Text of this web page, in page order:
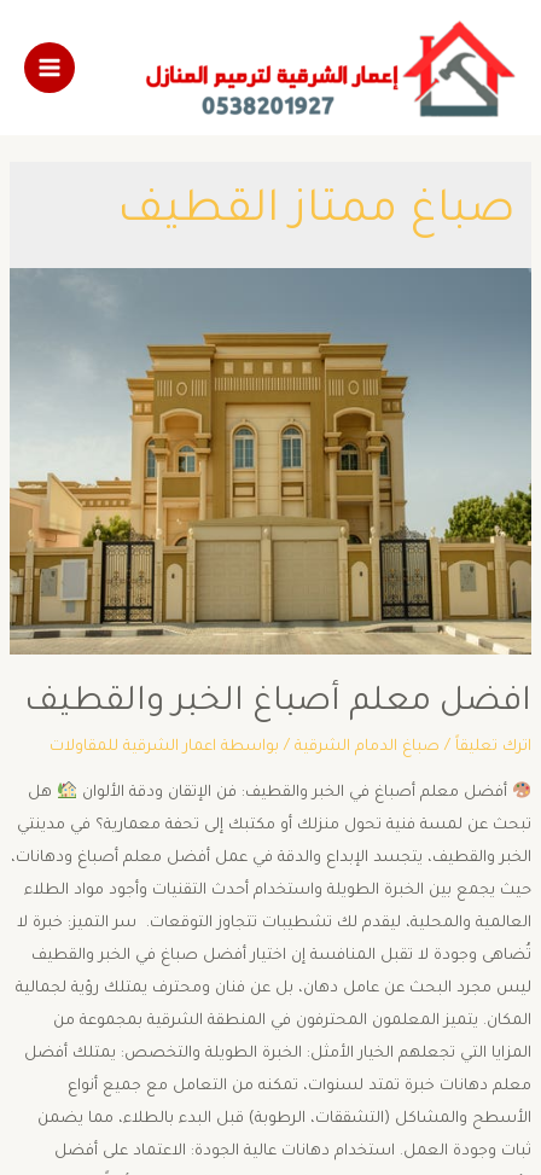
​صباغ ممتاز القطيف
افضل معلم أصباغ الخبر والقطيف
اترك تعليقاً / صباغ الدمام الشرقية/ بواسطة اعمار الشرقية للمقاولات
أفضل معلم أصباغ في الخبر والقطيف: فن الإتقان ودقة الألوان
​هل
تبحث عن لمسة فنية تحول منزلك أو مكتبك إلى تحفة معمارية؟ في مدينتي
الخبر والقطيف، يتجسد الإبداع والدقة في عمل أفضل معلم أصباغ ودهانات،
حيث يجمع بين الخبرة الطويلة واستخدام أحدث التقنيات وأجود مواد الطلاء
العالمية والمحلية، ليقدم لك تشطيبات تتجاوز التوقعات. ​ سر التميز: خبرة لا
تُضاهى وجودة لا تقبل المنافسة ​إن اختيار أفضل صباغ في الخبر والقطيف
ليس مجرد البحث عن عامل دهان، بل عن فنان ومحترف يمتلك رؤية لجمالية
المكان. يتميز المعلمون المحترفون في المنطقة الشرقية بمجموعة من
المزايا التي تجعلهم الخيار الأمثل: ​الخبرة الطويلة والتخصص: يمتلك أفضل
معلم دهانات خبرة تمتد لسنوات، تمكنه من التعامل مع جميع أنواع
الأسطح والمشاكل (التشققات، الرطوبة) قبل البدء بالطلاء، مما يضمن
ثبات وجودة العمل. ​استخدام دهانات عالية الجودة: الاعتماد على أفضل